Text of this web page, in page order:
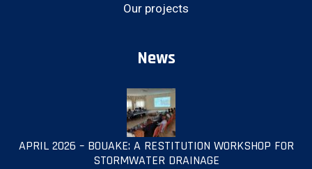
Our projects
News
APRIL 2026 – BOUAKE: A RESTITUTION WORKSHOP FOR
STORMWATER DRAINAGE